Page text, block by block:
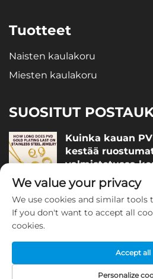
Tuotteet
Naisten kaulakoru
Miesten kaulakoru
SUOSITUT
Kuinka kauan
kestää
valmistetussa
December 05, 2025
Miten arvioida
December 04, 2025
We value your privacy
We use cookies and similar tools
If you don't want to accept all
cookies.
Personalize
Accept all